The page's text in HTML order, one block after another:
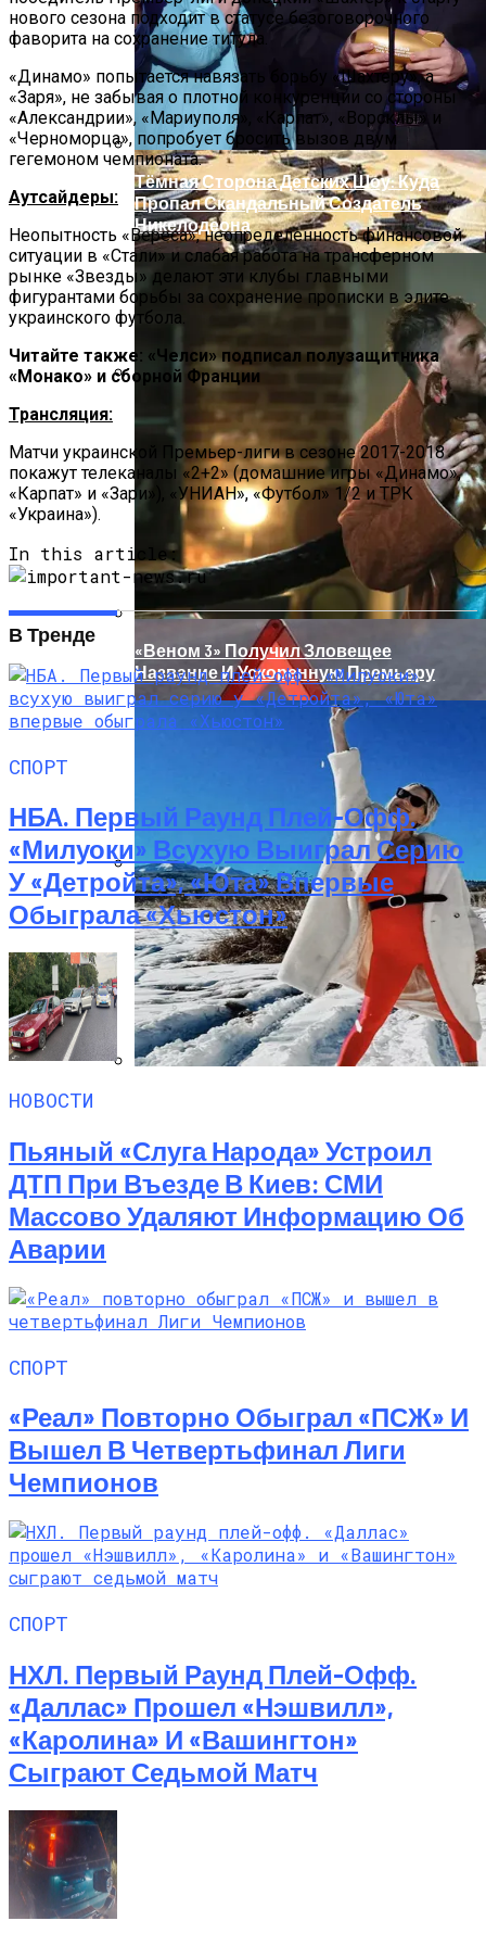
В Египте Госпитализировали 5-
Летнюю Украинку С Признаками
Изнасилования: Мать Отрицает
Насилие
«Морковное» ДТП На Трассе Одесса-
Николаев: Столкнулись Два Грузовика
Тёмная Сторона Детских Шоу: Куда
Пропал Скандальный Создатель
Никелодеона
«Веном 3» Получил Зловещее
Название И Ускоренную Премьеру
нового сезона подходит в статусе безоговорочного
фаворита на сохранение титула.
«Динамо» попытается навязать борьбу «Шахтеру», а
«Заря», не забывая о плотной конкуренции со стороны
«Александрии», «Мариуполя», «Карпат», «Ворсклы» и
«Черноморца», попробует бросить вызов двум
гегемоном чемпионата.
Аутсайдеры:
Неопытность «Вереса», неопределенность финансовой
ситуации в «Стали» и слабая работа на трансферном
рынке «Звезды» делают эти клубы главными
фигурантами борьбы за сохранение прописки в элите
украинского футбола.
Читайте также: «Челси» подписал полузащитника
«Монако» и сборной Франции
Трансляция:
Матчи украинской Премьер-лиги в сезоне 2017-2018
покажут телеканалы «2+2» (домашние игры «Динамо»,
«Карпат» и «Зари»), «УНИАН», «Футбол» 1/2 и ТРК
«Украина»).
In this article:
В Тренде
СПОРТ
НБА. Первый Раунд Плей-Офф.
«Милуоки» Всухую Выиграл Серию
У «Детройта», «Юта» Впервые
Обыграла «Хьюстон»
НОВОСТИ
Пьяный «слуга Народа» Устроил
ДТП При Въезде В Киев: СМИ
Массово Удаляют Информацию Об
Аварии
СПОРТ
«Реал» Повторно Обыграл «ПСЖ» И
Вышел В Четвертьфинал Лиги
Чемпионов
СПОРТ
НХЛ. Первый Раунд Плей-Офф.
«Даллас» Прошел «Нэшвилл»,
«Каролина» И «Вашингтон»
Сыграют Седьмой Матч